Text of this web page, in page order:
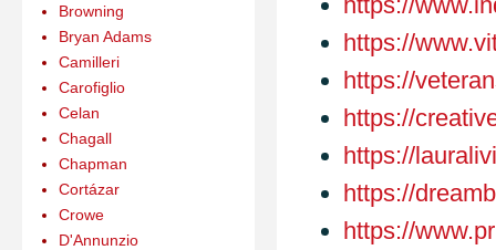
https://
https://
https://
https://
https://
https://
Browning
Bryan Adams
Camilleri
Carofiglio
Celan
Chagall
Chapman
Cortázar
Crowe
D'Annunzio